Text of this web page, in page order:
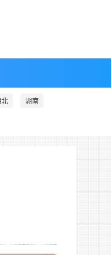
北 湖南